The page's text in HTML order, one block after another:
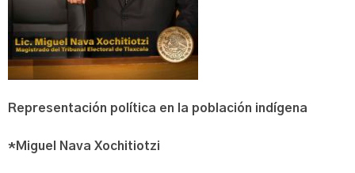
Representación política en la población indígena
*Miguel Nava Xochitiotzi